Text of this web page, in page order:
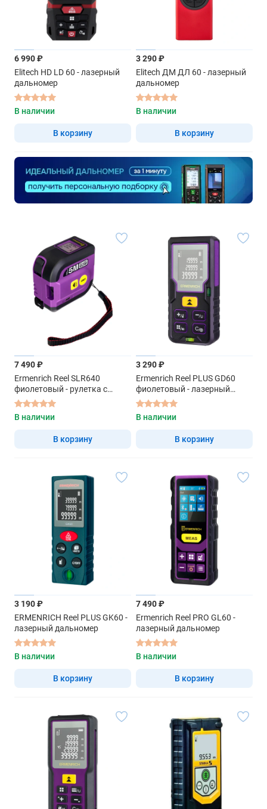
6 990 ₽
Elitech HD LD 60 - лазерный
дальномер
В наличии
В корзину
3 290 ₽
Elitech ДМ ДЛ 60 - лазерный
дальномер
В наличии
В корзину
7 490 ₽
Ermenrich Reel SLR640
фиолетовый - рулетка с
лазерным дальномером
В наличии
В корзину
3 290 ₽
Ermenrich Reel PLUS GD60
фиолетовый - лазерный
дальномер
В наличии
В корзину
3 190 ₽
ERMENRICH Reel PLUS GK60 -
лазерный дальномер
В наличии
В корзину
7 490 ₽
Ermenrich Reel PRO GL60 -
лазерный дальномер
В наличии
В корзину